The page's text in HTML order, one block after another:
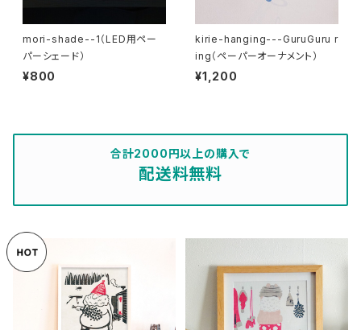
mori-shade--1（LED用ペー
パーシェード）
¥800
kirie-hanging---GuruGuru r
ing（ペーパーオーナメント）
¥1,200
合計2000円以上の購入で
配送料無料